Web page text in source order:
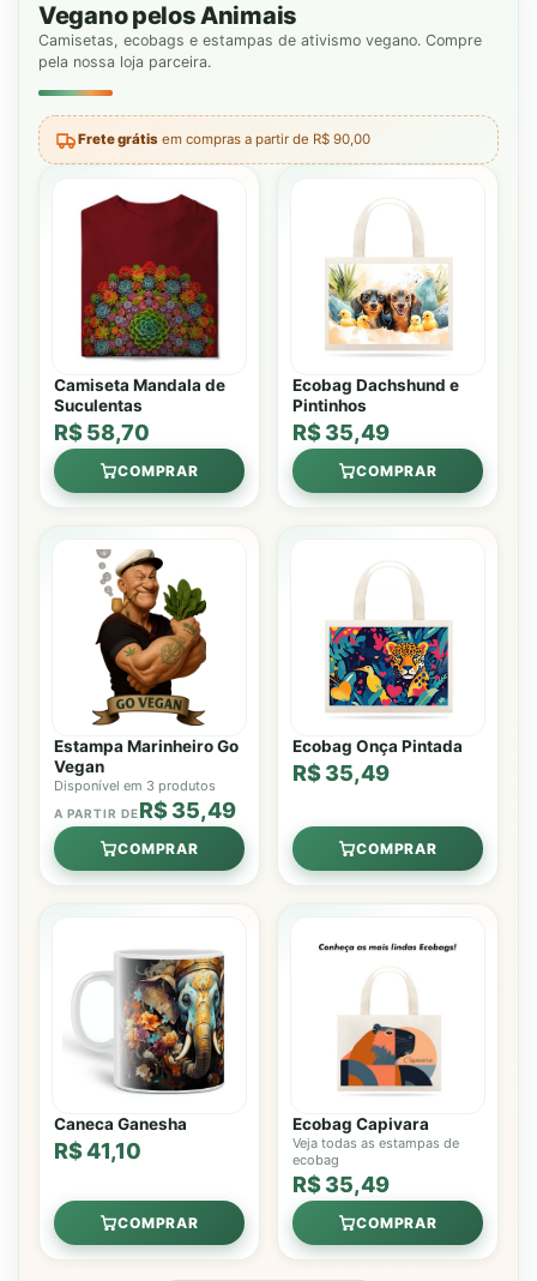
Vegano pelos Animais
Camisetas, ecobags e estampas de ativismo vegano. Compre
pela nossa loja parceira.
Frete grátis em compras a partir de R$ 90,00
Camiseta Mandala de
Suculentas
R$ 58,70
COMPRAR
Ecobag Dachshund e
Pintinhos
R$ 35,49
COMPRAR
Estampa Marinheiro Go
Vegan
Disponível em 3 produtos
A PARTIR DER$ 35,49
COMPRAR
Ecobag Onça Pintada
R$ 35,49
COMPRAR
Caneca Ganesha
R$ 41,10
COMPRAR
Ecobag Capivara
Veja todas as estampas de
ecobag
R$ 35,49
COMPRAR